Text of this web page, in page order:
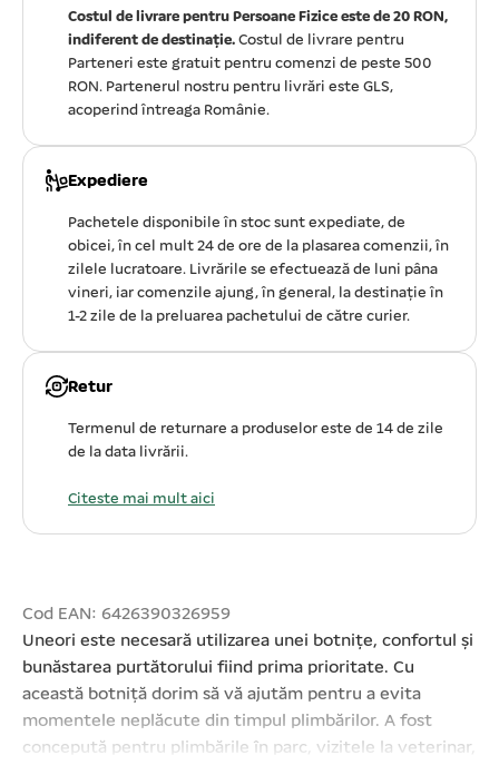
Costul de livrare pentru Persoane Fizice este de 20 RON,
indiferent de destinație. Costul de livrare pentru
Parteneri este gratuit pentru comenzi de peste 500
RON. Partenerul nostru pentru livrări este GLS,
acoperind întreaga Românie.
Expediere
Pachetele disponibile în stoc sunt expediate, de
obicei, în cel mult 24 de ore de la plasarea comenzii, în
zilele lucratoare. Livrările se efectuează de luni pâna
vineri, iar comenzile ajung, în general, la destinație în
1-2 zile de la preluarea pachetului de către curier.
Retur
Termenul de returnare a produselor este de 14 de zile
de la data livrării.
Citeste mai mult aici
Cod EAN: 6426390326959
Uneori este necesară utilizarea unei botnițe, confortul și
bunăstarea purtătorului fiind prima prioritate. Cu
această botniță dorim să vă ajutăm pentru a evita
momentele neplăcute din timpul plimbărilor. A fost
concepută pentru plimbările în parc, vizitele la veterinar,